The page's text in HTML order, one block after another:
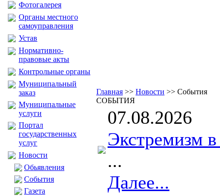
Фотогалерея
Органы местного
самоуправления
Устав
Нормативно-
правовые акты
Контрольные органы
Муниципальный
заказ
Муниципальные
услуги
Портал
государственных
услуг
Новости
Обьявления
События
Газета
Главная >> Новости >> События
СОБЫТИЯ
07.08.2026
Экстремизм
...
Далее...